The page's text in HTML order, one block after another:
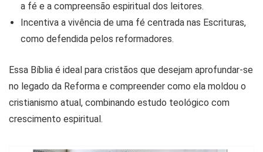
a fé e a compreensão espiritual dos leitores.
Incentiva a vivência de uma fé centrada nas Escrituras,
como defendida pelos reformadores.
Essa Bíblia é ideal para cristãos que desejam aprofundar-se
no legado da Reforma e compreender como ela moldou o
cristianismo atual, combinando estudo teológico com
crescimento espiritual.